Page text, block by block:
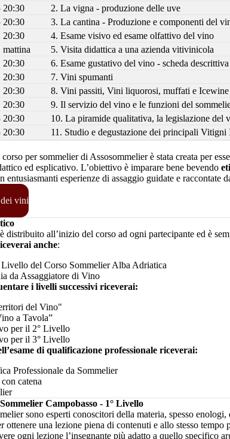
20:30
2. La vigna - produzione delle uve
20:30
3. La cantina - Produzione e componenti del
20:30
4. Esame visivo ed esame olfattivo del vino
mattina
5. Visita didattica a una azienda vitivinicola
20:30
6. Esame gustativo del vino - scheda
20:30
7. Vini spumanti
20:30
8. Vini passiti, Vini liquorosi, muffati e Icewine
20:30
9. Il servizio del vino e le funzioni del
20:30
10. La piramide qualitativa, la legislazione del
20:30
11. Studio e degustazione dei principali Vitigni
corso per sommelier di Assosommelier è stata creata per
ed esplicativo. L’obiettivo è imparare bene bevendo
entusiasmanti esperienze di assaggio guidate e raccontate
vini
distribuito all’inizio del corso ad ogni partecipante ed è
anche:
del Corso Sommelier Alba Adriatica
da Assaggiatore di Vino
i livelli successivi riceverai:
del Vino"
a Tavola”
per il 2° Livello
per il 3° Livello
di qualificazione professionale riceverai:
Professionale da Sommelier
catena
Campobasso - 1° Livello
sono esperti conoscitori della materia, spesso
ottenere una lezione piena di contenuti e allo stesso
ogni lezione l’insegnante più adatto a quello specifico